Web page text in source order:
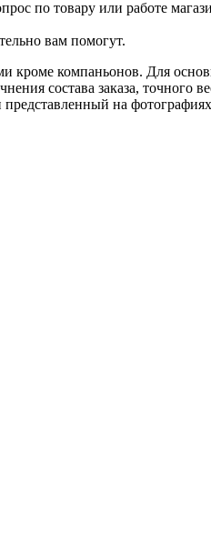
по товару или работе
вам помогут.
кроме компаньонов. Для
состава заказа,
на